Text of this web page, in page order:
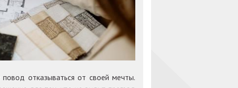
отказываться от своей мечты.